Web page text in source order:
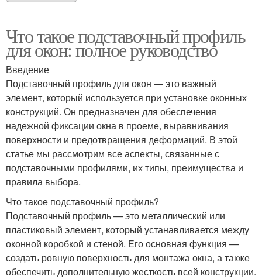
Что такое подставочный профиль
для окон: полное руководство
Введение
Подставочный профиль для окон — это важный
элемент, который используется при установке оконных
конструкций. Он предназначен для обеспечения
надежной фиксации окна в проеме, выравнивания
поверхности и предотвращения деформаций. В этой
статье мы рассмотрим все аспекты, связанные с
подставочными профилями, их типы, преимущества и
правила выбора.
Что такое подставочный профиль?
Подставочный профиль — это металлический или
пластиковый элемент, который устанавливается между
оконной коробкой и стеной. Его основная функция —
создать ровную поверхность для монтажа окна, а также
обеспечить дополнительную жесткость всей конструкции.